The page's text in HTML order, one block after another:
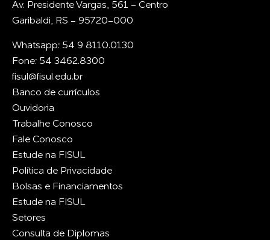
Av. Presidente Vargas, 561 - Centro
Garibaldi, RS - 95720-000
Whatsapp: 54 9 8110.0130
Fone: 54 3462.8300
fisul@fisul.edu.br
Banco de currículos
Ouvidoria
Trabalhe Conosco
Fale Conosco
Estude na FISUL
Política de Privacidade
Bolsas e Financiamentos
Estude na FISUL
Setores
Consulta de Diplomas